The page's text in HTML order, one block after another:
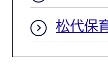
松代保